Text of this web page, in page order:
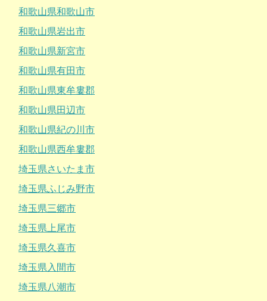
和歌山県和歌山市
和歌山県岩出市
和歌山県新宮市
和歌山県有田市
和歌山県東牟婁郡
和歌山県田辺市
和歌山県紀の川市
和歌山県西牟婁郡
埼玉県さいたま市
埼玉県ふじみ野市
埼玉県三郷市
埼玉県上尾市
埼玉県久喜市
埼玉県入間市
埼玉県八潮市